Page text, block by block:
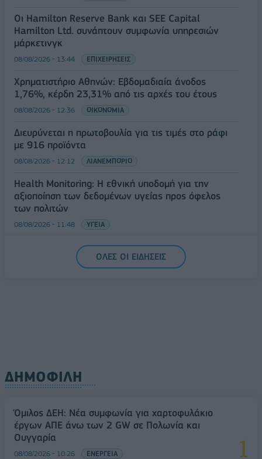
Οι Hamilton Reserve Bank και SEE Capital
Hamilton Ltd. συνάπτουν συμφωνία υπηρεσιών
μάρκετινγκ
08/08/2026 - 13:44 ΕΠΙΧΕΙΡΗΣΕΙΣ
Χρηματιστήριο Αθηνών: Εβδομαδιαία άνοδος
1,76%, κέρδη 23,31% από τις αρχές του έτους
08/08/2026 - 12:36 ΟΙΚΟΝΟΜΙΑ
Διευρύνεται η πρωτοβουλία για τις τιμές στο ράφι
με 916 προϊόντα
08/08/2026 - 12:12 ΛΙΑΝΕΜΠΟΡΙΟ
Health Monitoring: Η εθνική υποδομή για την
αξιοποίηση των δεδομένων υγείας προς όφελος
των πολιτών
08/08/2026 - 11:48 ΥΓΕΙΑ
Ελληνική Αναπτυξιακή Τράπεζα: Με «προίκα» 2 δισ.
ευρώ ανοίγει δρόμο για δάνεια έως 5 δισ. σε
ΟΛΕΣ ΟΙ ΕΙΔΗΣΕΙΣ
ΔΗΜΟΦΙΛΗ
Όμιλος ΔΕΗ: Νέα συμφωνία για χαρτοφυλάκιο
έργων ΑΠΕ άνω των 2 GW σε Πολωνία και
Ουγγαρία
08/08/2026 - 10:26 ΕΝΕΡΓΕΙΑ